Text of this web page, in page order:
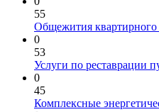
55
Общежития квартирного
0
53
Услуги по реставрации
0
45
Комплексные